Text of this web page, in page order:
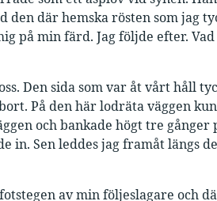
den där hemska rösten som jag
på min färd. Jag följde efter.
Den sida som var åt vårt håll
På den här lodräta väggen
och bankade högt tre gånger
in. Sen leddes jag framåt längs
av min följeslagare och